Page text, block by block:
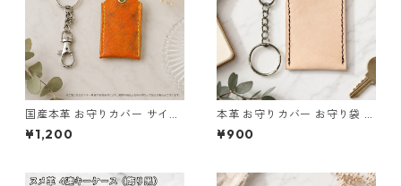
国産本革 お守りカバー サイズ
S お守り袋 ブラウン l124 レザ
ー お守りケース ハンドメイド
¥1,200
本革 お守りカバー お守り袋 国
産 日本製 生成り ナチュラル
サイズS l104 革小物 お守りケ
¥900